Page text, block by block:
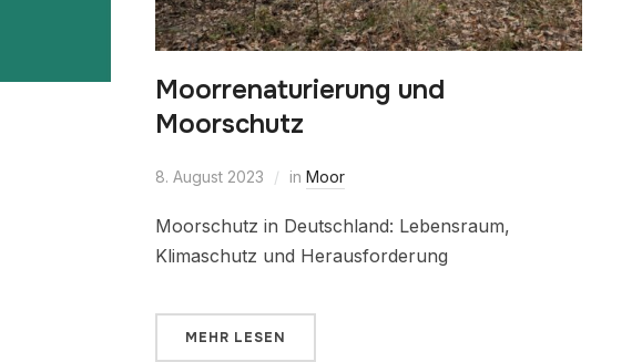
Moorrenaturierung und
Moorschutz
8. August 2023 in Moor
Moorschutz in Deutschland: Lebensraum,
Klimaschutz und Herausforderung
MEHR LESEN